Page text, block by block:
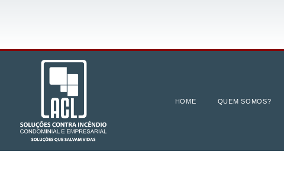
HOME QUEM SOMOS?